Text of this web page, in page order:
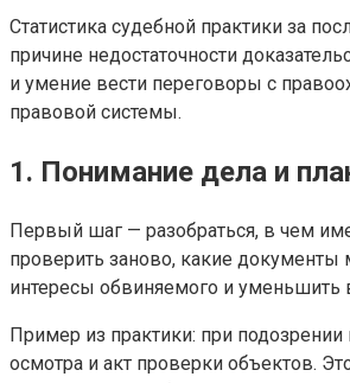
Статистика судебной практики за
причине недостаточности
и умение вести переговоры с
правовой системы.
1. Понимание дела и
Первый шаг — разобраться, в чем
проверить заново, какие
интересы обвиняемого и уменьшить
Пример из практики: при
осмотра и акт проверки объектов.